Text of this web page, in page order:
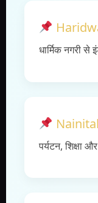
धार्मिक नगरी
Nainital
पर्यटन, शिक्षा